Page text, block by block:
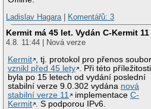
Ladislav Hagara| Komentářů: 3
Kermit má 45 let. Vydán C-Kermit 11
4.8. 11:44 | Nová verze
Kermit
, tj. protokol pro přenos
vznikl před 45 lety
. Při této příležitosti
byla po 15 letech od vydání poslední
stabilní verze 9.0.302 vydána nová
stabilní verze 11
implementaceC-
Kermit
. S podporou IPv6.